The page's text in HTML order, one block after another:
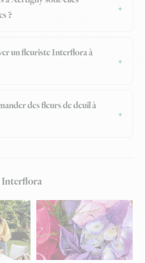
?
un fleuriste Interflora à
des fleurs de deuil à
Interflora